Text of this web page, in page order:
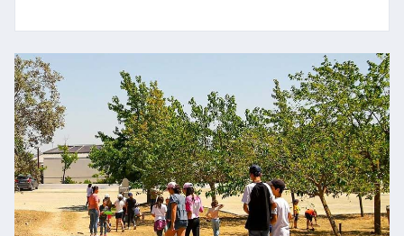
CULTURA há 1 dia
PROENÇA-A-NOVA: ATELIERS
"GRANDES FÉRIAS C...